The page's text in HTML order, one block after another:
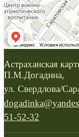
Астраханская
П.М.Догадина,
ул. Свердлова/
51-52-32